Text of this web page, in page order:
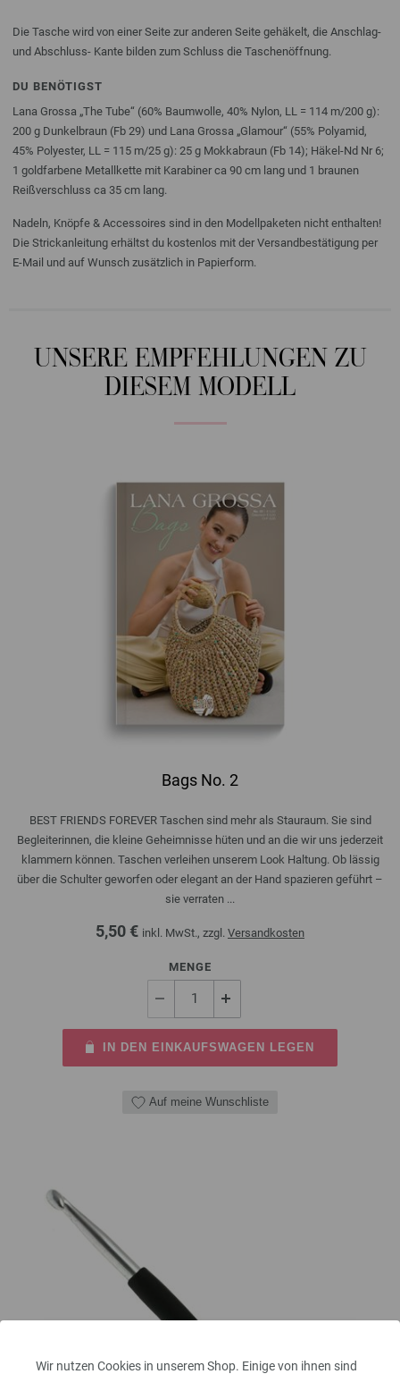
Wir nutzen Cookies in unserem Shop. Einige von ihnen sind
Die Tasche wird von einer Seite zur anderen Seite gehäkelt, die Anschlag-
und Abschluss- Kante bilden zum Schluss die Taschenöffnung.
DU BENÖTIGST
Lana Grossa „The Tube“ (60% Baumwolle, 40% Nylon, LL = 114 m/200 g):
200 g Dunkelbraun (Fb 29) und Lana Grossa „Glamour“ (55% Polyamid,
45% Polyester, LL = 115 m/25 g): 25 g Mokkabraun (Fb 14); Häkel-Nd Nr 6;
1 goldfarbene Metallkette mit Karabiner ca 90 cm lang und 1 braunen
Reißverschluss ca 35 cm lang.
Nadeln, Knöpfe & Accessoires sind in den Modellpaketen nicht enthalten!
Die Strickanleitung erhältst du kostenlos mit der Versandbestätigung per
E-Mail und auf Wunsch zusätzlich in Papierform.
UNSERE EMPFEHLUNGEN ZU
DIESEM MODELL
Bags No. 2
BEST FRIENDS FOREVER Taschen sind mehr als Stauraum. Sie sind
Begleiterinnen, die kleine Geheimnisse hüten und an die wir uns jederzeit
klammern können. Taschen verleihen unserem Look Haltung. Ob lässig
über die Schulter geworfen oder elegant an der Hand spazieren geführt –
sie verraten ...
5,50 € inkl. MwSt., zzgl. Versandkosten
MENGE
IN DEN EINKAUFSWAGEN LEGEN
Auf meine Wunschliste